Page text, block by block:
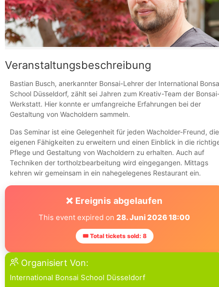
Veranstaltungsbeschreibung
Bastian Busch, anerkannter Bonsai-Lehrer der International
School Düsseldorf, zählt sei Jahren zum Kreativ-Team der
Werkstatt. Hier konnte er umfangreiche Erfahrungen bei der
Gestaltung von Wacholdern sammeln.
Das Seminar ist eine Gelegenheit für jeden Wacholder-Freund, die
eigenen Fähigkeiten zu erweitern und einen Einblick in die
Pflege und Gestaltung von Wacholdern zu erhalten. Auch auf
Techniken der tortholzbearbeitung wird eingegangen. Mittags
kehren wir gemeinsam in ein nahegelegenes Restaurant ein.
❌ Ereignis abgelaufen
This event expired on 28. Juni 2026 18:00
🎟 Total tickets sold: 8
Organisiert Von:
International Bonsai School Düsseldorf